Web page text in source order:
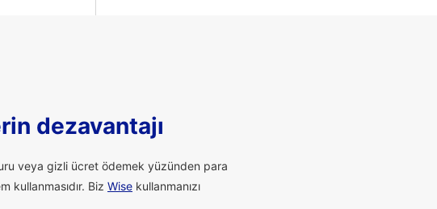
dezavantajı
veya gizli ücret ödemek yüzünden para
kullanmasıdır. Biz Wise kullanmanızı